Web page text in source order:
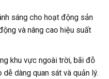
sáng cho hoạt động sản
và nâng cao hiệu suất
khu vực ngoài trời, bãi đỗ
dàng quan sát và quản lý.